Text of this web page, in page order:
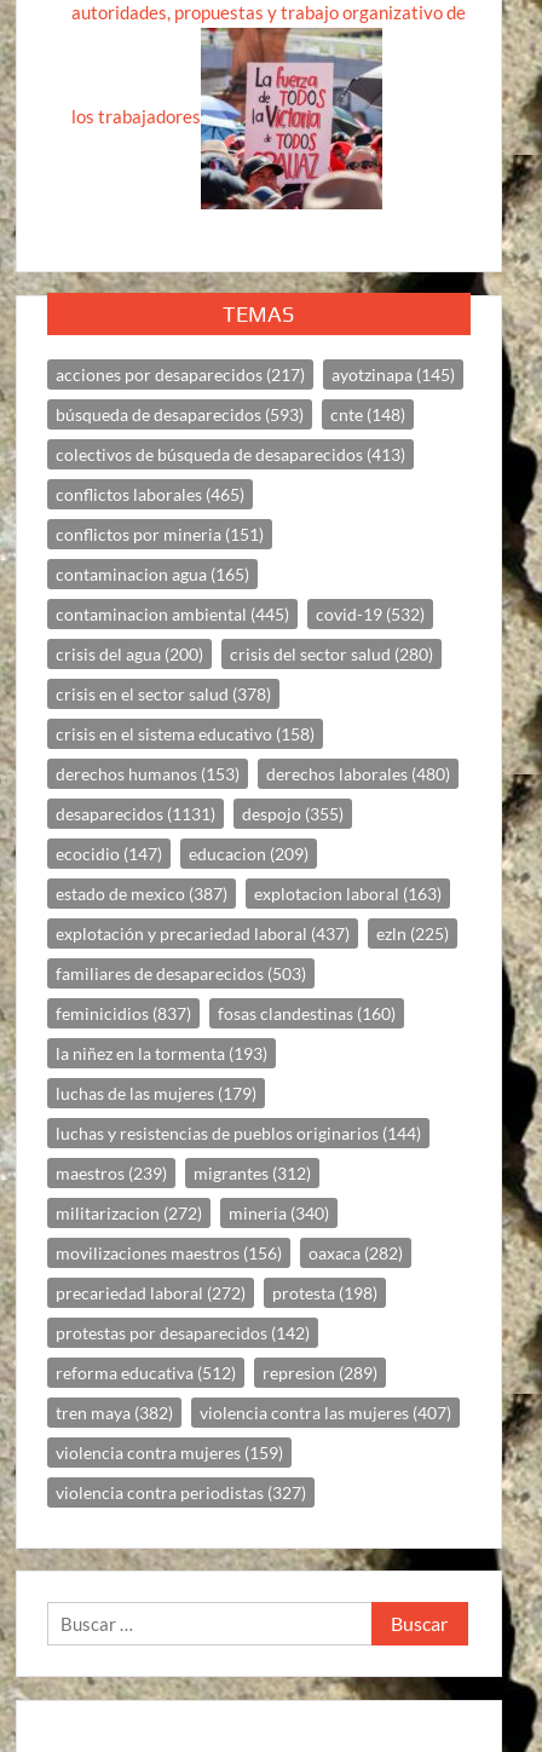
autoridades, propuestas y trabajo organizativo de
los trabajadores
TEMAS
acciones por desaparecidos (217) ayotzinapa (145)
búsqueda de desaparecidos (593) cnte (148)
colectivos de búsqueda de desaparecidos (413)
conflictos laborales (465)
conflictos por mineria (151)
contaminacion agua (165)
contaminacion ambiental (445) covid-19 (532)
crisis del agua (200) crisis del sector salud (280)
crisis en el sector salud (378)
crisis en el sistema educativo (158)
derechos humanos (153) derechos laborales (480)
desaparecidos (1131) despojo (355)
ecocidio (147) educacion (209)
estado de mexico (387) explotacion laboral (163)
explotación y precariedad laboral (437) ezln (225)
familiares de desaparecidos (503)
feminicidios (837) fosas clandestinas (160)
la niñez en la tormenta (193)
luchas de las mujeres (179)
luchas y resistencias de pueblos originarios (144)
maestros (239) migrantes (312)
militarizacion (272) mineria (340)
movilizaciones maestros (156) oaxaca (282)
precariedad laboral (272) protesta (198)
protestas por desaparecidos (142)
reforma educativa (512) represion (289)
tren maya (382) violencia contra las mujeres (407)
violencia contra mujeres (159)
violencia contra periodistas (327)
Buscar: